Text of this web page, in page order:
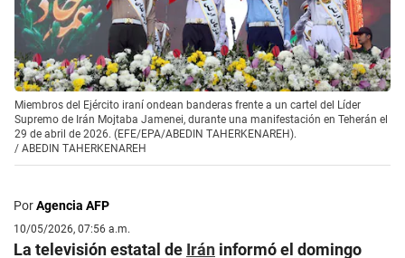
Miembros del Ejército iraní ondean banderas frente a un cartel del Líder
Supremo de Irán Mojtaba Jamenei, durante una manifestación en Teherán el
29 de abril de 2026. (EFE/EPA/ABEDIN TAHERKENAREH).
/ ABEDIN TAHERKENAREH
PorAgencia AFP
10/05/2026, 07:56 a.m.
La televisión estatal de Irán informó el domingo